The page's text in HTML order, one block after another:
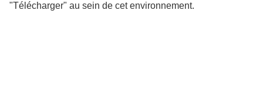
"Télécharger" au sein de cet environnement.